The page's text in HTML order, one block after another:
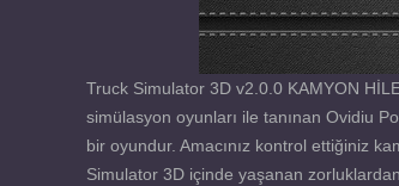
Truck Simulator 3D v2.0.0 KAMYON
simülasyon oyunları ile tanınan Ovidiu
bir oyundur. Amacınız kontrol ettiğiniz
Simulator 3D içinde yaşanan